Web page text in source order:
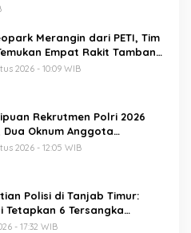
Merangin dari PETI, Tim
Empat Rakit Tambang
2026 - 10:09 WIB
Rekrutmen Polri 2026
Oknum Anggota
Polda Jambi
2026 - 12:05 WIB
Polisi di Tanjab Timur:
Tetapkan 6 Tersangka
Polri
- 17:32 WIB